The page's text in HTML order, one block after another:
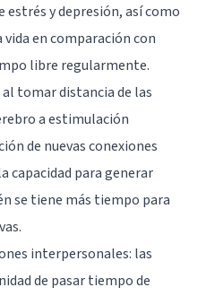
estrés y depresión, así como
en comparación con
libre regularmente.
tomar distancia de las
a estimulación
de nuevas conexiones
capacidad para generar
se tiene más tiempo para
interpersonales: las
de pasar tiempo de